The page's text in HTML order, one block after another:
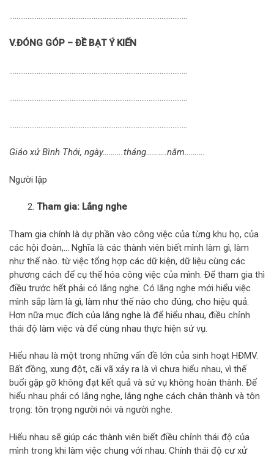
…………………………………………………………………………………….
V.ĐÓNG GÓP – ĐỀ BẠT Ý KIẾN
…………………………………………………………………………………….
…………………………………………………………………………………….
…………………………………………………………………………………….
Giáo xứ Bình Thới, ngày……….tháng……….năm……….
Người lập
Tham gia: Lắng nghe
Tham gia chính là dự phần vào công việc của từng khu họ, của
các hội đoàn,… Nghĩa là các thành viên biết mình làm gì, làm
như thế nào. từ việc tổng hợp các dữ kiện, dữ liệu cùng các
phương cách để cụ thể hóa công việc của mình. Để tham gia thì
điều trước hết phải có lắng nghe. Có lắng nghe mới hiểu việc
mình sắp làm là gì, làm như thế nào cho đúng, cho hiệu quả.
Hơn nữa mục đích của lắng nghe là để hiểu nhau, điều chỉnh
thái độ làm việc và để cùng nhau thực hiện sứ vụ.
Hiểu nhau là một trong những vấn đề lớn của sinh hoạt HĐMV.
Bất đồng, xung đột, cãi vã xảy ra là vì chưa hiểu nhau, vì thế
buổi gặp gỡ không đạt kết quả và sứ vụ không hoàn thành. Để
hiểu nhau phải có lắng nghe, lắng nghe cách chân thành và tôn
trọng: tôn trọng người nói và người nghe.
Hiểu nhau sẽ giúp các thành viên biết điều chỉnh thái độ của
mình trong khi làm việc chung với nhau. Chính thái độ cư xử